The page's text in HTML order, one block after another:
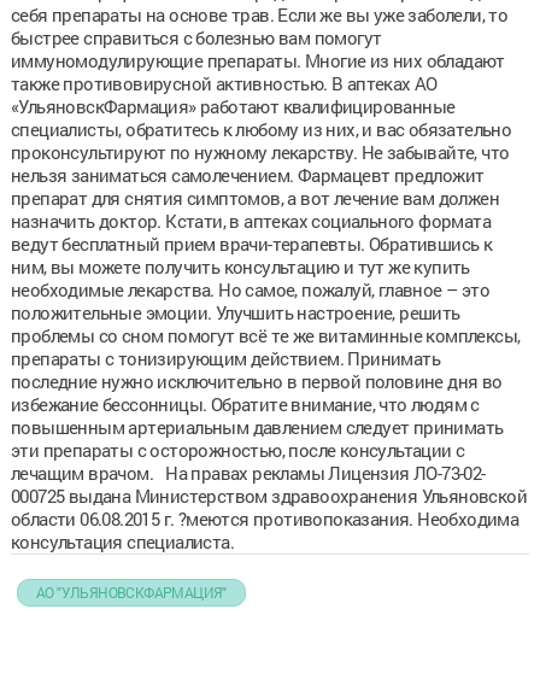
себя препараты на основе трав. Если же вы уже заболели, то
быстрее справиться с болезнью вам помогут
иммуномодулирующие препараты. Многие из них обладают
также противовирусной активностью. В аптеках АО
«УльяновскФармация» работают квалифицированные
специалисты, обратитесь к любому из них, и вас обязательно
проконсультируют по нужному лекарству. Не забывайте, что
нельзя заниматься самолечением. Фармацевт предложит
препарат для снятия симптомов, а вот лечение вам должен
назначить доктор. Кстати, в аптеках социального формата
ведут бесплатный прием врачи-терапевты. Обратившись к
ним, вы можете получить консультацию и тут же купить
необходимые лекарства. Но самое, пожалуй, главное – это
положительные эмоции. Улучшить настроение, решить
проблемы со сном помогут всё те же витаминные комплексы,
препараты с тонизирующим действием. Принимать
последние нужно исключительно в первой половине дня во
избежание бессонницы. Обратите внимание, что людям с
повышенным артериальным давлением следует принимать
эти препараты с осторожностью, после консультации с
лечащим врачом. На правах рекламы Лицензия ЛО-73-02-
000725 выдана Министерством здравоохранения Ульяновской
области 06.08.2015 г. ?меются противопоказания. Необходима
консультация специалиста.
АО "УЛЬЯНОВСКФАРМАЦИЯ"